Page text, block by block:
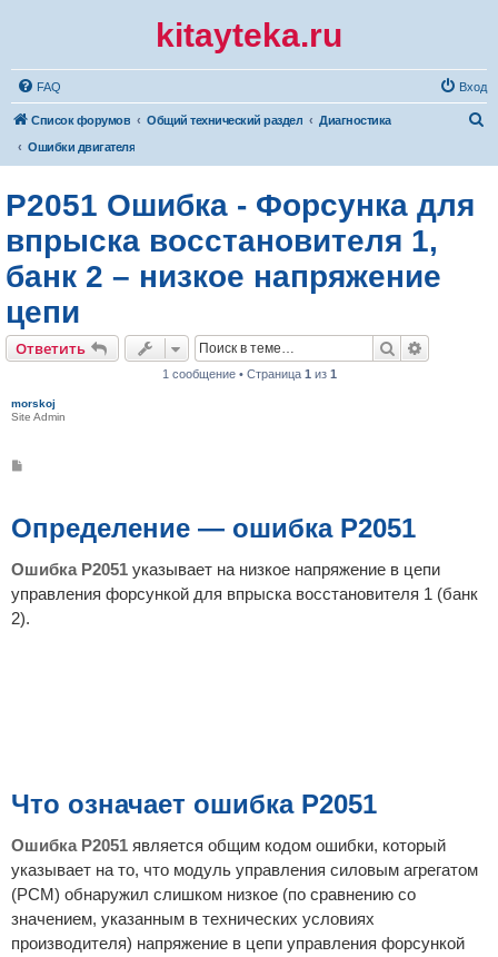
kitayteka.ru
FAQ Вход
Список форумов Общий технический раздел
Диагностика
Ошибки двигателя
P2051 Ошибка - Форсунка для
впрыска восстановителя 1,
банк 2 – низкое напряжение
цепи
Ответить Поиск
1 сообщение • Страница 1 из 1
morskoj
Site Admin
щ
е
е
Определение — ошибка P2051
Ошибка P2051 указывает на низкое напряжение в цепи
управления форсункой для впрыска восстановителя 1 (банк
2).
Что означает ошибка P2051
Ошибка P2051 является общим кодом ошибки, который
указывает на то, что модуль управления силовым агрегатом
(PCM) обнаружил слишком низкое (по сравнению со
значением, указанным в технических условиях
производителя) напряжение в цепи управления форсункой